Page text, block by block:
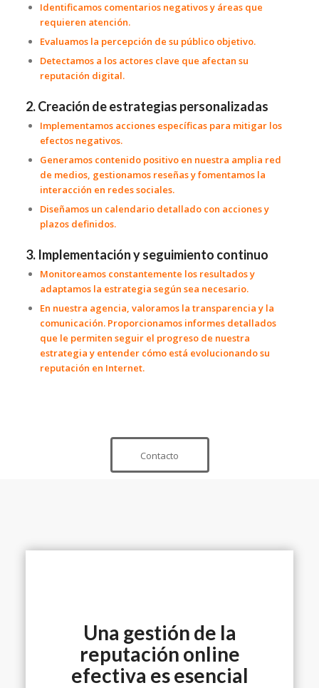
Identificamos comentarios negativos y áreas que
requieren atención.
Evaluamos la percepción de su público objetivo.
Detectamos a los actores clave que afectan su
reputación digital.
2. Creación de estrategias personalizadas
Implementamos acciones específicas para mitigar los
efectos negativos.
Generamos contenido positivo en nuestra amplia red
de medios, gestionamos reseñas y fomentamos la
interacción en redes sociales.
Diseñamos un calendario detallado con acciones y
plazos definidos.
3. Implementación y seguimiento continuo
Monitoreamos constantemente los resultados y
adaptamos la estrategia según sea necesario.
En nuestra agencia, valoramos la transparencia y la
comunicación. Proporcionamos informes detallados
que le permiten seguir el progreso de nuestra
estrategia y entender cómo está evolucionando su
reputación en Internet.
Contacto
Una gestión de la
reputación online
efectiva es esencial